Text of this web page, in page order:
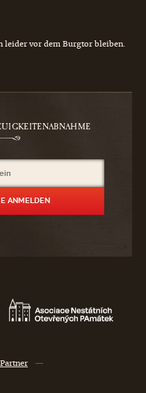
leider vor dem Burgtor bleiben.
Partner —